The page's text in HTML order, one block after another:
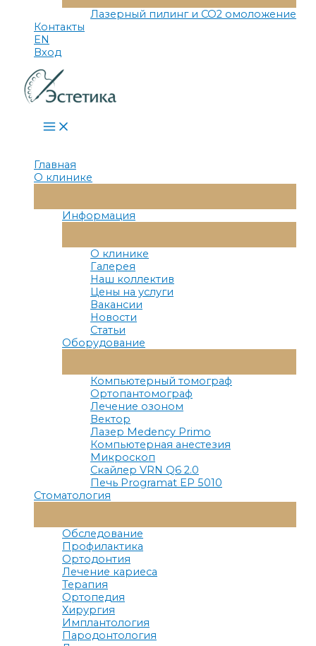
Меню
Лазерный пилинг и СО2 омоложение
Контакты
EN
Вход
Main
Menu
Главная
О клинике
Меню
Информация
Меню
О клинике
Галерея
Наш коллектив
Цены на услуги
Вакансии
Новости
Статьи
Оборудование
Меню
Компьютерный томограф
Ортопантомограф
Лечение озоном
Вектор
Лазер Medency Primo
Компьютерная анестезия
Микроскоп
Скайлер VRN Q6 2.0
Печь Programat EP 5010
Стоматология
Меню
Обследование
Профилактика
Ортодонтия
Лечение кариеса
Терапия
Ортопедия
Хирургия
Имплантология
Пародонтология